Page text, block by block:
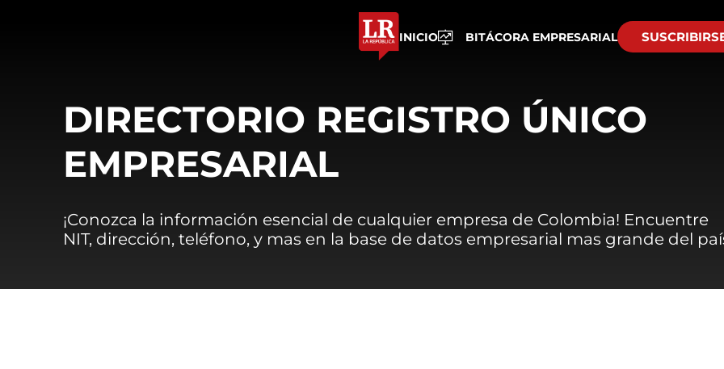
INICIO BITÁCORA EMPRESARIAL
DIRECTORIO REGISTRO ÚNICO
EMPRESARIAL
¡Conozca la información esencial de cualquier empresa de Colombia! Encuentre
NIT, dirección, teléfono, y mas en la base de datos empresarial mas grande del